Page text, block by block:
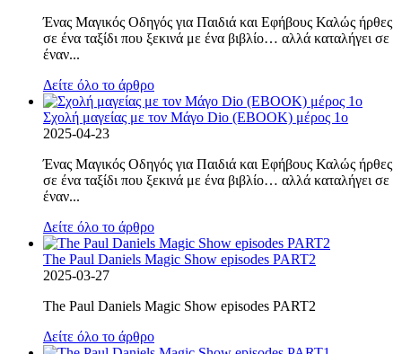
Ένας Μαγικός Οδηγός για Παιδιά και Εφήβους Καλώς ήρθες
σε ένα ταξίδι που ξεκινά με ένα βιβλίο… αλλά καταλήγει σε
έναν...
Δείτε όλο το άρθρο
Σχολή μαγείας με τον Μάγο Dio (EBOOK) μέρος 1ο
2025-04-23
Ένας Μαγικός Οδηγός για Παιδιά και Εφήβους Καλώς ήρθες
σε ένα ταξίδι που ξεκινά με ένα βιβλίο… αλλά καταλήγει σε
έναν...
Δείτε όλο το άρθρο
The Paul Daniels Magic Show episodes PART2
2025-03-27
The Paul Daniels Magic Show episodes PART2
Δείτε όλο το άρθρο